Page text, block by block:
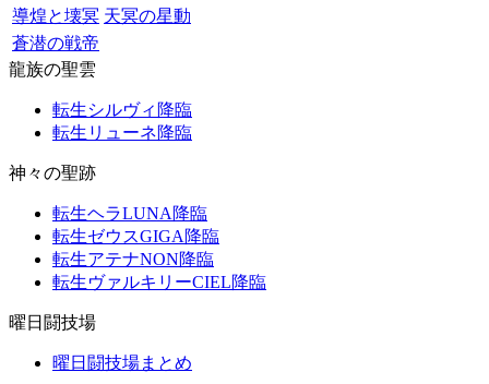
導煌と壊冥 天冥の星動
蒼潜の戦帝
龍族の聖雲
転生シルヴィ降臨
転生リューネ降臨
神々の聖跡
転生ヘラLUNA降臨
転生ゼウスGIGA降臨
転生アテナNON降臨
転生ヴァルキリーCIEL降臨
曜日闘技場
曜日闘技場まとめ